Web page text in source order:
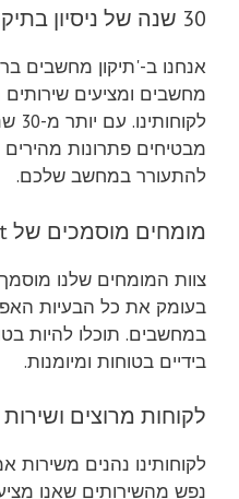
30 שנה של ניסיון בתיקון מחשבים
אנחנו ב-'תיקון מחשבים
מחשבים ומציעים שירותים
מבטיחים פתרונות מהירים
להתעורר במחשב שלכם.
מומחים מוסמכים של Microsoft
בעומק את כל הבעיות
במחשבים. תוכלו להיות
בידיים בטוחות ומיומנות.
לקוחות מרוצים ושירות
לקוחותינו נהנים משירות
נפש מהשירותים שאנו